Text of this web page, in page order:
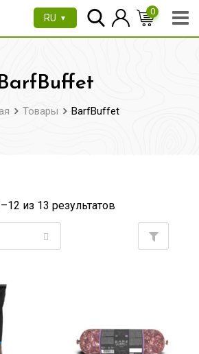
RU ▼
0
Товары BarfBuffet
12 из 13 результатов